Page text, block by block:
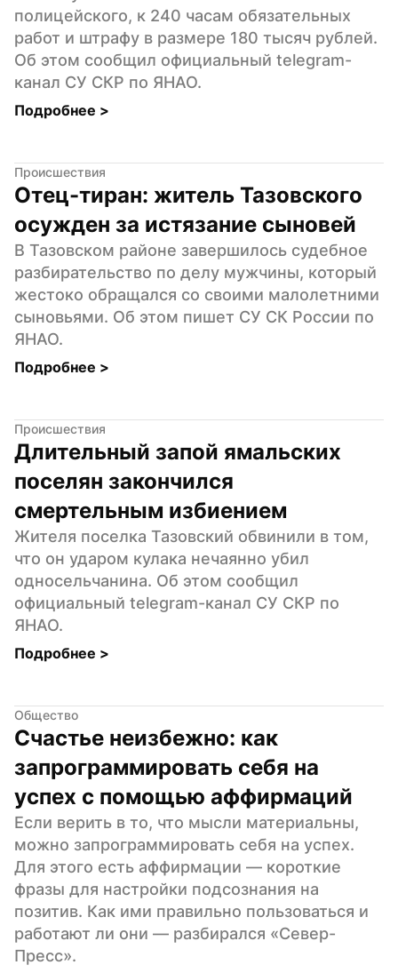
полицейского, к 240 часам обязательных
работ и штрафу в размере 180 тысяч рублей.
Об этом сообщил официальный telegram-
канал СУ СКР по ЯНАО.
Подробнее >
Происшествия
Отец-тиран: житель Тазовского
осужден за истязание сыновей
В Тазовском районе завершилось судебное
разбирательство по делу мужчины, который
жестоко обращался со своими малолетними
сыновьями. Об этом пишет СУ СК России по
ЯНАО.
Подробнее >
Происшествия
Длительный запой ямальских
поселян закончился
смертельным избиением
Жителя поселка Тазовский обвинили в том,
что он ударом кулака нечаянно убил
односельчанина. Об этом сообщил
официальный telegram-канал СУ СКР по
ЯНАО.
Подробнее >
Общество
Счастье неизбежно: как
запрограммировать себя на
успех с помощью аффирмаций
Если верить в то, что мысли материальны,
можно запрограммировать себя на успех.
Для этого есть аффирмации — короткие
фразы для настройки подсознания на
позитив. Как ими правильно пользоваться и
работают ли они — разбирался «Север-
Пресс».